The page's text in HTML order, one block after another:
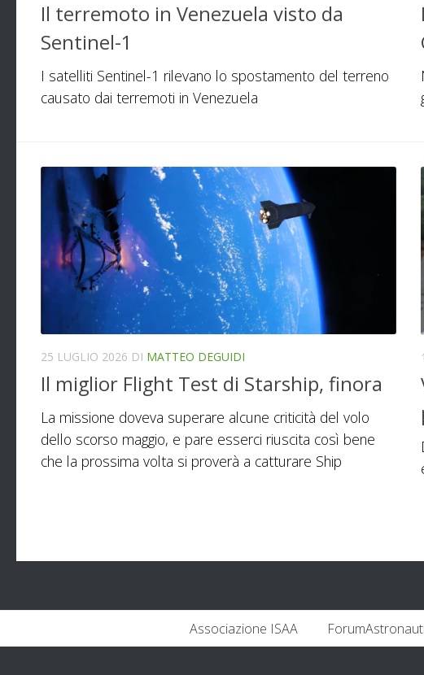
Il terremoto in Venezuela visto da
Sentinel-1
I satelliti Sentinel-1 rilevano lo spostamento del terreno
causato dai terremoti in Venezuela
25 LUGLIO 2026 DI MATTEO DEGUIDI
Il miglior Flight Test di Starship, finora
La missione doveva superare alcune criticità del volo
dello scorso maggio, e pare esserci riuscita così bene
che la prossima volta si proverà a catturare Ship
Associazione ISAA